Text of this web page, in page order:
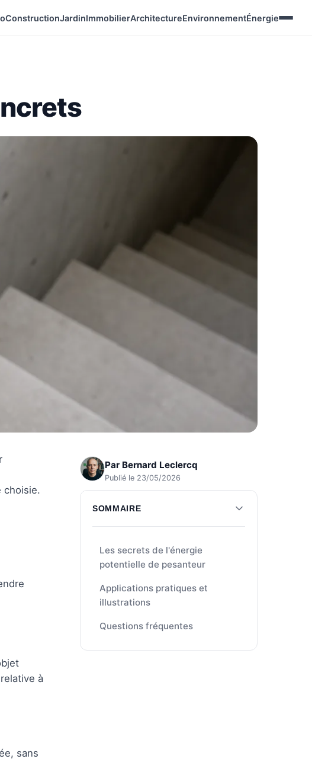
ConstructionJardinImmobilierArchitectureEnvironnementÉnergie
Par Bernard Leclercq
Publié le 23/05/2026
SOMMAIRE
Les secrets de l'énergie
potentielle de pesanteur
Applications pratiques et
illustrations
Questions fréquentes
choisie.
à
sans